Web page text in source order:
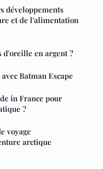
développements
et de l'alimentation
d'oreille en argent ?
Batman Escape
in France pour
?
voyage
arctique